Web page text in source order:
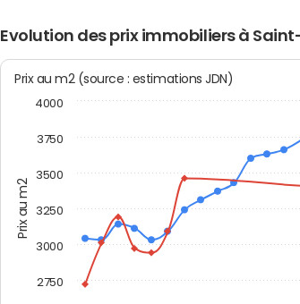
Evolution des prix immobiliers à
Prix au m2
Prix au m2 (source : estimations JDN)
2750
3000
3250
3500
3750
4000